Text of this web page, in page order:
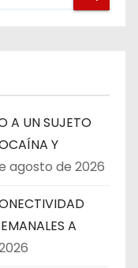
A UN SUJETO
Y
agosto de 2026
A